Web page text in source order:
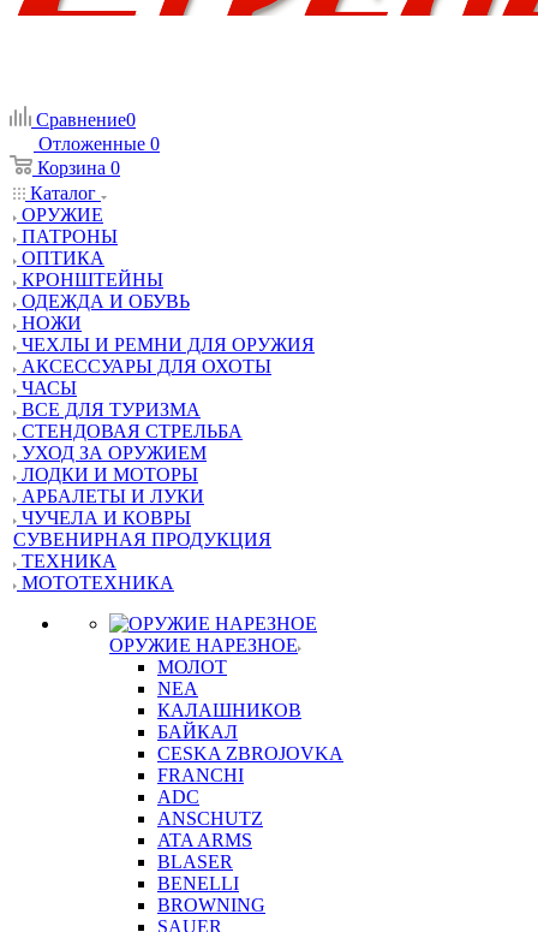
Сравнение0
Отложенные 0
Корзина 0
Каталог
ОРУЖИЕ
ПАТРОНЫ
ОПТИКА
КРОНШТЕЙНЫ
ОДЕЖДА И ОБУВЬ
НОЖИ
ЧЕХЛЫ И РЕМНИ ДЛЯ ОРУЖИЯ
АКСЕССУАРЫ ДЛЯ ОХОТЫ
ЧАСЫ
ВСЕ ДЛЯ ТУРИЗМА
СТЕНДОВАЯ СТРЕЛЬБА
УХОД ЗА ОРУЖИЕМ
ЛОДКИ И МОТОРЫ
АРБАЛЕТЫ И ЛУКИ
ЧУЧЕЛА И КОВРЫ
СУВЕНИРНАЯ ПРОДУКЦИЯ
ТЕХНИКА
МОТОТЕХНИКА
ОРУЖИЕ НАРЕЗНОЕ
МОЛОТ
NEA
КАЛАШНИКОВ
БАЙКАЛ
CESKA ZBROJOVKA
FRANCHI
ADC
ANSCHUTZ
ATA ARMS
BLASER
BENELLI
BROWNING
SAUER